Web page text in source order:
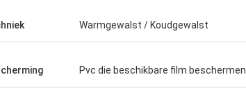
Warmgewalst / Koudgewalst
Pvc die beschikbare film beschermen